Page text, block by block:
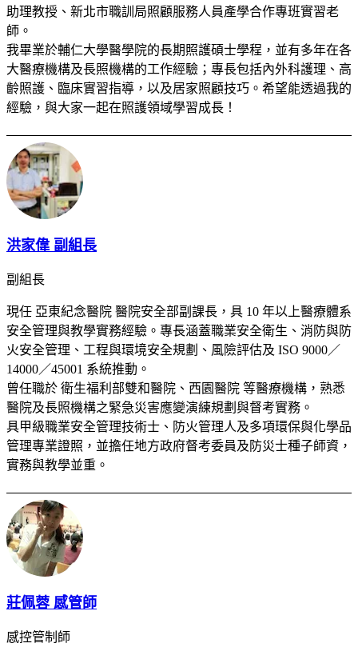
助理教授、新北市職訓局照顧服務人員產學合作專班實習老
師。
我畢業於輔仁大學醫學院的長期照護碩士學程，並有多年在各
大醫療機構及長照機構的工作經驗；專長包括內外科護理、高
齡照護、臨床實習指導，以及居家照顧技巧。希望能透過我的
經驗，與大家一起在照護領域學習成長！
洪家偉 副組長
副組長
現任 亞東紀念醫院 醫院安全部副課長，具 10 年以上醫療體系
安全管理與教學實務經驗。專長涵蓋職業安全衛生、消防與防
火安全管理、工程與環境安全規劃、風險評估及 ISO 9000／
14000／45001 系統推動。
曾任職於 衛生福利部雙和醫院、西園醫院 等醫療機構，熟悉
醫院及長照機構之緊急災害應變演練規劃與督考實務。
具甲級職業安全管理技術士、防火管理人及多項環保與化學品
管理專業證照，並擔任地方政府督考委員及防災士種子師資，
實務與教學並重。
莊佩蓉 感管師
感控管制師